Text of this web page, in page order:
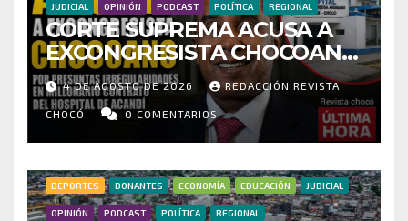
JUDICIAL OPINIÓN PODCAST POLÍTICA REGIONAL
CORTE SUPREMA ACUSA A
EXCONGRESISTA CHOCOANO
POR PRESUNTAS
IRREGULARIDADES EN
MILLONARIO CONTRATO DEL
HOSPITAL DE ACANDÍ
4 DE AGOSTO DE 2026 REDACCIÓN REVISTA
CHOCÓ 0 COMENTARIOS
DEPORTES DONANTES ECONOMÍA EDUCACIÓN JUDICIAL
OPINIÓN PODCAST POLÍTICA REGIONAL